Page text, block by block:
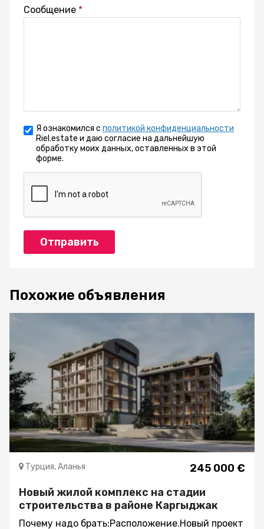
Сообщение
Я ознакомился с политикой конфиденциальности
Riel.estate и даю согласие на дальнейшую
обработку моих данных, оставленных в этой
форме.
Отправить
Похожие объявления
245 000 €
Турция, Аланья
Новый жилой комплекс на стадии
строительства в районе Каргыджак
Почему надо брать:Расположение.Новый проект